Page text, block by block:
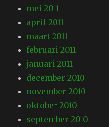
mei 2011
april 2011
maart 2011
februari 2011
januari 2011
december 2010
november 2010
oktober 2010
september 2010